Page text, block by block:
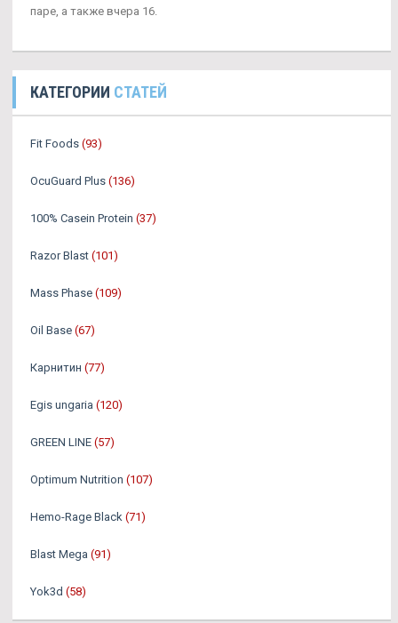
паре, а также вчера 16.
КАТЕГОРИИ СТАТЕЙ
Fit Foods (93)
OcuGuard Plus (136)
100% Casein Protein (37)
Razor Blast (101)
Mass Phase (109)
Oil Base (67)
Карнитин (77)
Egis ungaria (120)
GREEN LINE (57)
Optimum Nutrition (107)
Hemo-Rage Black (71)
Blast Mega (91)
Yok3d (58)